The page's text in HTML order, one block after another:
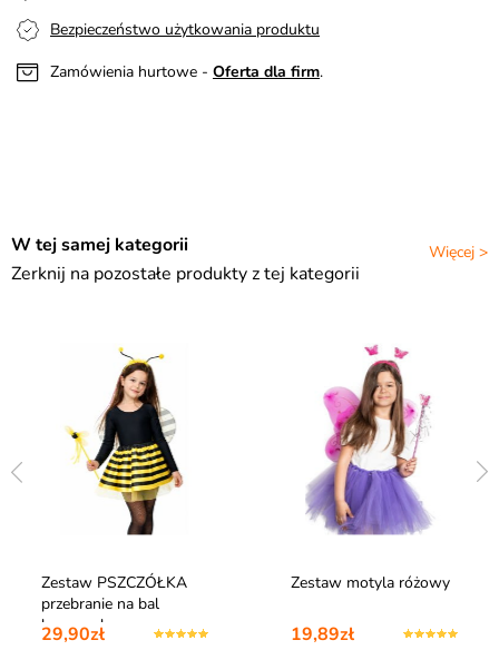
Bezpieczeństwo użytkowania produktu
Zamówienia hurtowe - Oferta dla firm.
Więcej >
W tej samej kategorii
Zerknij na pozostałe produkty z tej kategorii
Zestaw PSZCZÓŁKA
przebranie na bal
karnawałowy
29,90zł
Zestaw motyla różowy
19,89zł